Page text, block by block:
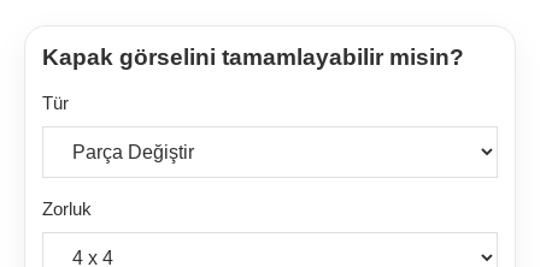
Kapak görselini tamamlayabilir misin?
Tür
Zorluk